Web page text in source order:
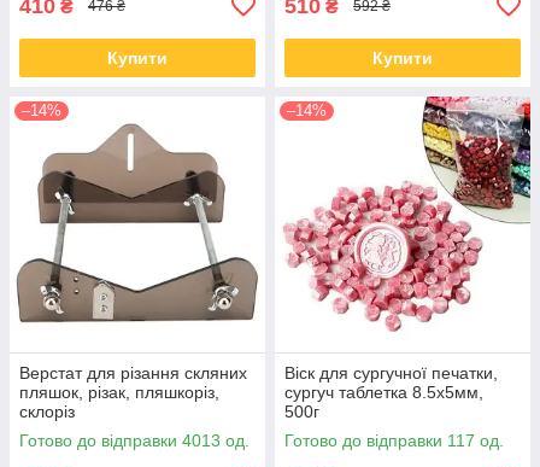
410 ₴ 476 ₴
Купити
510 ₴ 592 ₴
Купити
–14%
Верстат для різання скляних
пляшок, різак, пляшкоріз,
склоріз
Готово до відправки 4013 од.
–14%
Віск для сургучної печатки,
сургуч таблетка 8.5х5мм,
500г
Готово до відправки 117 од.